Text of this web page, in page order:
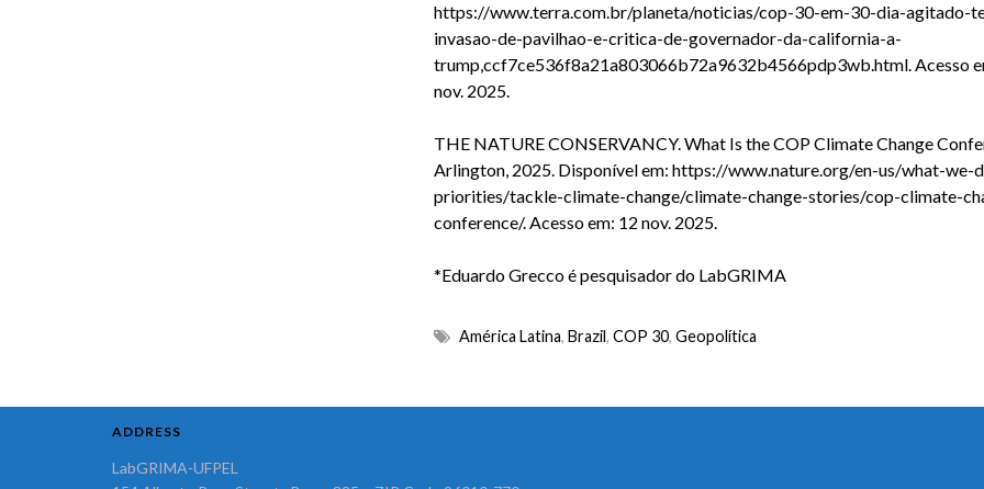
https://www.terra.com.br/planeta/noticias/cop-30-em-30-dia-agitado-
invasao-de-pavilhao-e-critica-de-governador-da-california-a-
trump,ccf7ce536f8a21a803066b72a9632b4566pdp3wb.html. Acesso
nov. 2025.
THE NATURE CONSERVANCY.What Is the COP Climate Change
Arlington, 2025. Disponível em: https://www.nature.org/en-us/what-we-
priorities/tackle-climate-change/climate-change-stories/cop-climate-
conference/. Acesso em: 12 nov. 2025.
*Eduardo Grecco é pesquisador do LabGRIMA
América Latina, Brazil, COP 30, Geopolítica
ADDRESS
LabGRIMA-UFPEL